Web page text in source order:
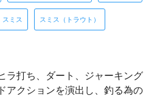
スミス スミス（トラウト）
ラ打ち、ダート、ジャーキング
アクションを演出し、釣る為の